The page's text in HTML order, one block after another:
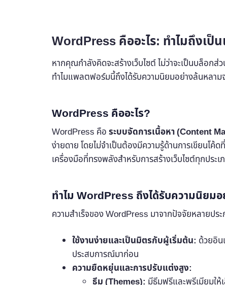
WordPress คืออะไร: ทำไมถึงเ
หากคุณกำลังคิดจะสร้างเว็บไซต์ ไม่ว่าจะเป็นบล็อก
ทำไมแพลตฟอร์มนี้ถึงได้รับความนิยมอย่างล้นหลาม
WordPress คืออะไร?
WordPress คือระบบจัดการเนื้อหา (Content
ง่ายดาย โดยไม่จำเป็นต้องมีความรู้ด้านการเขียน
เครื่องมือที่ทรงพลังสำหรับการสร้างเว็บไซต์ทุกประเ
ทำไม WordPress ถึงได้รับความนิยม
ความสำเร็จของ WordPress มาจากปัจจัยหลายปร
ใช้งานง่ายและเป็นมิตรกับผู้เริ่มต้น: ด้วยอิน
ประสบการณ์มาก่อน
ความยืดหยุ่นและการปรับแต่งสูง:
ธีม (Themes): มีธีมฟรีและพรีเมียมใ